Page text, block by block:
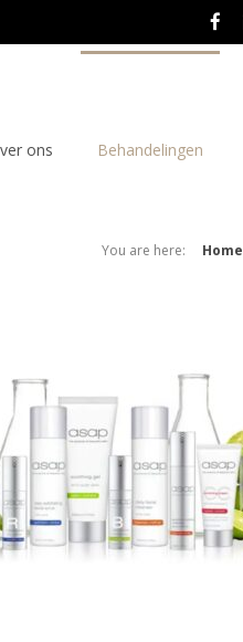
ons Behandelingen
You are here: Home